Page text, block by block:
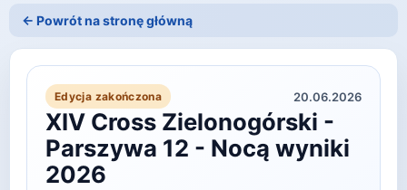
← Powrót na stronę główną
Edycja zakończona 20.06.2026
XIV Cross Zielonogórski -
Parszywa 12 - Nocą wyniki
2026